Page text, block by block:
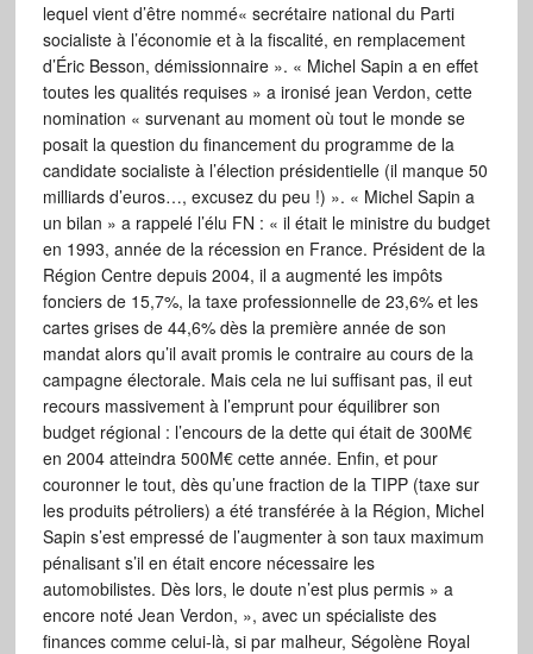
lequel vient d’être nommé« secrétaire national du Parti
socialiste à l’économie et à la fiscalité, en remplacement
d’Éric Besson, démissionnaire ». « Michel Sapin a en effet
toutes les qualités requises » a ironisé jean Verdon, cette
nomination « survenant au moment où tout le monde se
posait la question du financement du programme de la
candidate socialiste à l’élection présidentielle (il manque 50
milliards d’euros…, excusez du peu !) ». « Michel Sapin a
un bilan » a rappelé l’élu FN : « il était le ministre du budget
en 1993, année de la récession en France. Président de la
Région Centre depuis 2004, il a augmenté les impôts
fonciers de 15,7%, la taxe professionnelle de 23,6% et les
cartes grises de 44,6% dès la première année de son
mandat alors qu’il avait promis le contraire au cours de la
campagne électorale. Mais cela ne lui suffisant pas, il eut
recours massivement à l’emprunt pour équilibrer son
budget régional : l’encours de la dette qui était de 300M€
en 2004 atteindra 500M€ cette année. Enfin, et pour
couronner le tout, dès qu’une fraction de la TIPP (taxe sur
les produits pétroliers) a été transférée à la Région, Michel
Sapin s’est empressé de l’augmenter à son taux maximum
pénalisant s’il en était encore nécessaire les
automobilistes. Dès lors, le doute n’est plus permis » a
encore noté Jean Verdon, », avec un spécialiste des
finances comme celui-là, si par malheur, Ségolène Royal